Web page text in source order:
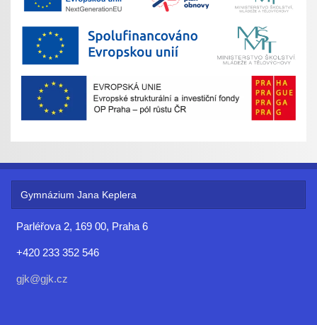
Gymnázium Jana Keplera
Parléřova 2, 169 00, Praha 6
+420 233 352 546
gjk@gjk.cz